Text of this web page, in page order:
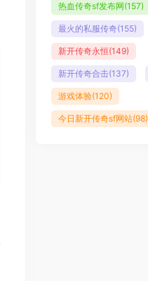
热血传奇sf发布网(157)
最火的私服传奇(155)
新开传奇永恒(149)
新开传奇合击(137)
游戏体验(120)
今日新开传奇sf网站(98)